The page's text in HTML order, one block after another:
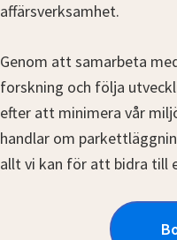
affärsverksamhet.
Genom att samarbeta
forskning och följa
efter att minimera vår
handlar om
allt vi kan för att bidra till